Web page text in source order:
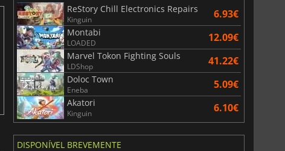
ReStory Chill Electronics Repairs
Kinguin 6.93€
Montabi
LOADED 12.09€
Marvel Tokon Fighting Souls
LDShop 41.22€
Doloc Town
Eneba 5.09€
Akatori
Kinguin 6.10€
DISPONÍVEL BREVEMENTE